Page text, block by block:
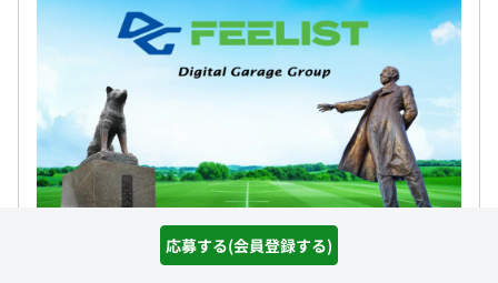
応募する(会員登録する)
株式会社DGフィーリスト